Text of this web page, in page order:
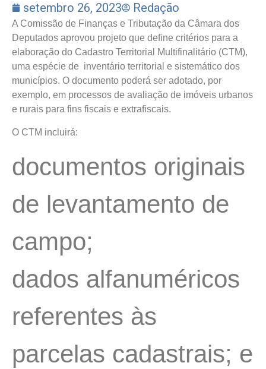
setembro 26, 2023 Redação
A Comissão de Finanças e Tributação da Câmara dos
Deputados aprovou projeto que define critérios para a
elaboração do Cadastro Territorial Multifinalitário (CTM),
uma espécie de inventário territorial e sistemático dos
municípios. O documento poderá ser adotado, por
exemplo, em processos de avaliação de imóveis urbanos
e rurais para fins fiscais e extrafiscais.
O CTM incluirá:
documentos originais
de levantamento de
campo;
dados alfanuméricos
referentes às
parcelas cadastrais; e